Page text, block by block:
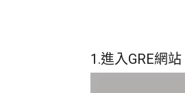
1.進入GRE網站